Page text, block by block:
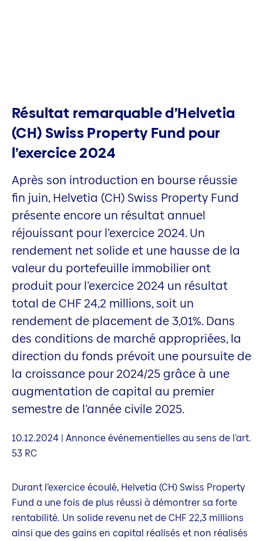
Résultat remarquable d’Helvetia
(CH) Swiss Property Fund pour
l’exercice 2024
Après son introduction en bourse réussie
fin juin, Helvetia (CH) Swiss Property Fund
présente encore un résultat annuel
réjouissant pour l’exercice 2024. Un
rendement net solide et une hausse de la
valeur du portefeuille immobilier ont
produit pour l’exercice 2024 un résultat
total de CHF 24,2 millions, soit un
rendement de placement de 3,01%. Dans
des conditions de marché appropriées, la
direction du fonds prévoit une poursuite de
la croissance pour 2024/25 grâce à une
augmentation de capital au premier
semestre de l’année civile 2025.
10.12.2024 | Annonce événementielles au sens de l'art.
53 RC
Durant l’exercice écoulé, Helvetia (CH) Swiss Property
Fund a une fois de plus réussi à démontrer sa forte
rentabilité. Un solide revenu net de CHF 22,3 millions
ainsi que des gains en capital réalisés et non réalisés